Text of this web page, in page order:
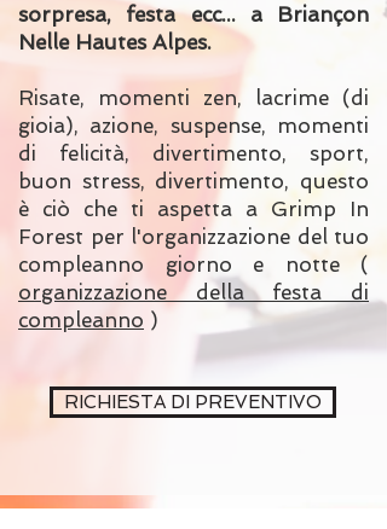
sorpresa, festa ecc... a Briançon
Nelle Hautes Alpes.
Risate, momenti zen, lacrime (di
gioia), azione, suspense, momenti
di felicità, divertimento, sport,
buon stress, divertimento, questo
è ciò che ti aspetta a Grimp In
Forest per l'organizzazione del tuo
compleanno giorno e notte (
organizzazione della festa di
compleanno )
RICHIESTA DI PREVENTIVO